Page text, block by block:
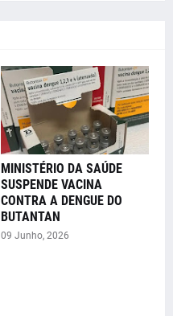
MINISTÉRIO DA SAÚDE
SUSPENDE VACINA
CONTRA A DENGUE DO
BUTANTAN
09 Junho, 2026